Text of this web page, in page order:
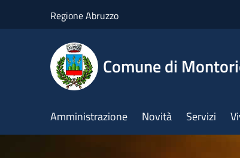
Regione Abruzzo
Comune di
Amministrazione Novità Servizi